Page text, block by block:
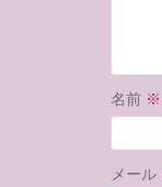
名前 ※
メール